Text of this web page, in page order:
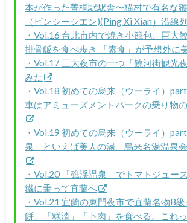
本が作った菁桐駅駅舎〜猫村で有名な
（ピンシーシエン)(Ping Xi Xian）沿線
・Vol.16 台北市内で焼き小籠包、巨大
排骨飯を食べ歩き 「素食」が予想外に
・Vol.17 三大夜市の一つ「饒河街観光
みた
・Vol.18 初めての烏来（ウーライ）
車はアミューズメントパークの乗り物
・Vol.19 初めての烏来（ウーライ）
泉」といえば美人の湯。烏来名湯温泉
・Vol.20 「礁渓温泉」でトマトジュー
鐵に乗って宜蘭へ
・Vol.21 宜蘭の東門夜市で宜蘭名物B
餅」「糕渣」「卜肉」を食べる。これ